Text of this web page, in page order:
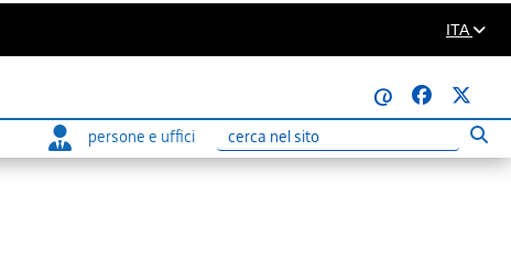
ITA
@
persone e uffici
Ricerca